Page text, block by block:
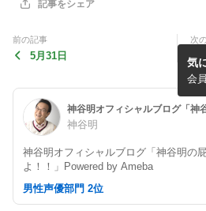
記事をシェア
前の記事
5月31日
次
神谷明
神谷明オフィシャルブログ「神谷明の
よ！！」Powered by Ameba
気
会
男性声優部門 2位